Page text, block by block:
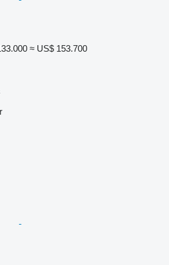
≈ US$ 153.700